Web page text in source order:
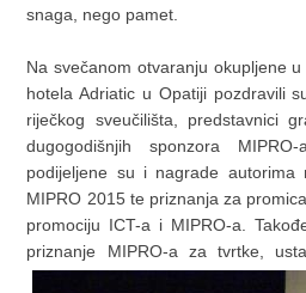
snaga, nego pamet.
Na svečanom otvaranju okupljene
hotela Adriatic u Opatiji pozdravili
riječkog sveučilišta, predstavnici
dugogodišnjih sponzora
podijeljene su i nagrade autorima
MIPRO 2015 te priznanja za
promociju ICT-a i MIPRO-a.
priznanje MIPRO-a za tvrtke,